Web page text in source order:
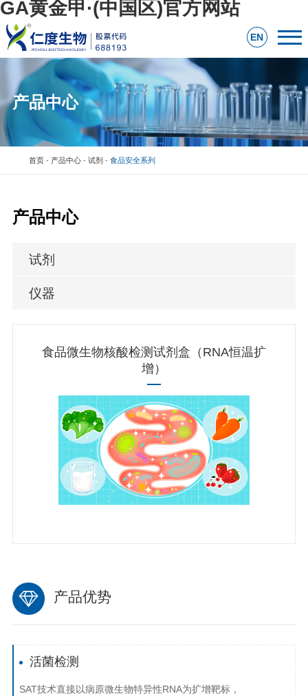
GA黄金甲·(中国区)官方网站
EN
产品中心
首页 - 产品中心 -试剂 -食品安全系列
产品中心
试剂
仪器
食品微生物核酸检测试剂盒（RNA恒温扩
增）
产品优势
活菌检测
SAT技术直接以病原微生物特异性RNA为扩增靶标，